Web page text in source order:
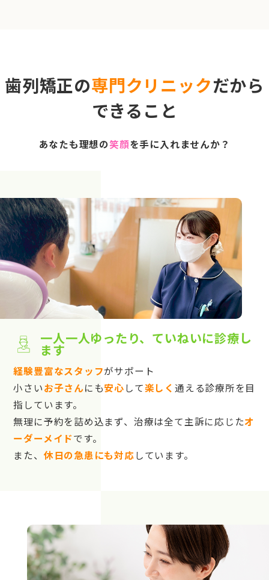
歯列矯正の専門クリニックだから
できること
あなたも理想の笑顔を手に入れませんか？
一人一人ゆったり、ていねいに診療し
ます
経験豊富なスタッフがサポート
小さいお子さんにも安心して楽しく 通える診療所を目
指しています。
無理に予約を詰め込まず、治療は全て主訴に応じたオ
ーダーメイドです。
また、 休日の急患にも対応しています。